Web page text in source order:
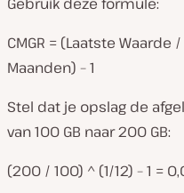
CMGR = (Laatste
Maanden) – 1
Stel dat je opslag de
van 100 GB naar 200 GB:
(200 / 100) ^ (1/12) – 1 =